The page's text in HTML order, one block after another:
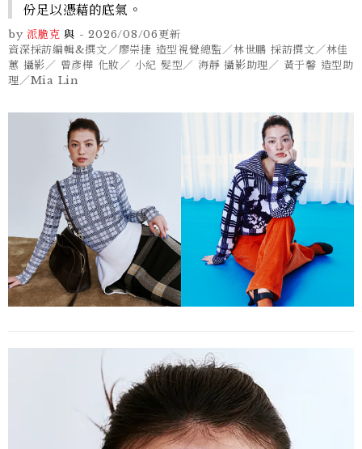
份足以憑藉的底氣。
by 派脆克 與 -2026/08/06更新
資深採訪編輯&撰文／廖崇捷 造型視覺總監／林世鵬 採訪撰文／林佳
蕙 攝影／ 曾彥樺 化妝／ 小紀 髮型／ 海靜 攝影助理／ 黃于馨 造型助
理／Mia Lin